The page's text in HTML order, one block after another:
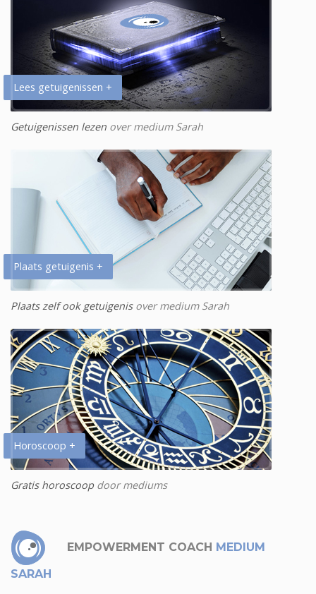
Lees getuigenissen +
Getuigenissen lezen over medium Sarah
Plaats getuigenis +
Plaats zelf ook getuigenisover medium Sarah
Horoscoop +
Gratis horoscoopdoor mediums
EMPOWERMENT COACH MEDIUM
SARAH